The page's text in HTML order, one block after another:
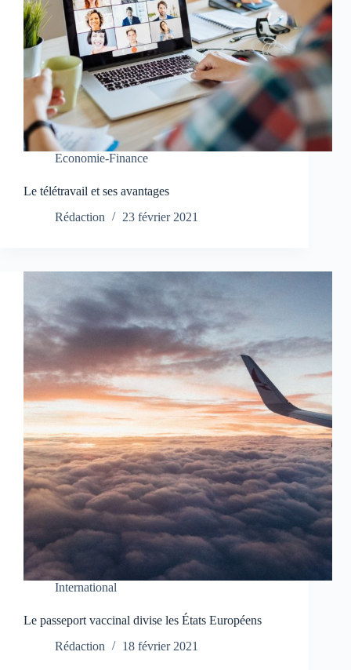
Economie-Finance
Le télétravail et ses avantages
Rédaction
23 février 2021
International
Le passeport vaccinal divise les États Européens
Rédaction
18 février 2021